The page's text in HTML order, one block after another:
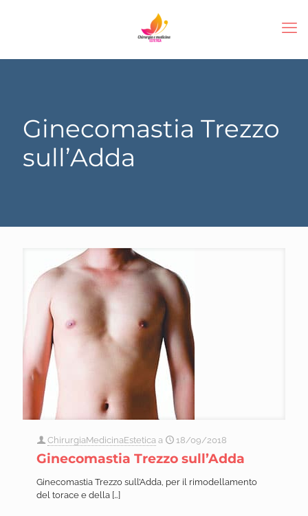
Ginecomastia Trezzo
sull’Adda
ChirurgiaMedicinaEstetica a 18/09/2018
Ginecomastia Trezzo sull’Adda
Ginecomastia Trezzo sull’Adda, per il rimodellamento
del torace e della […]